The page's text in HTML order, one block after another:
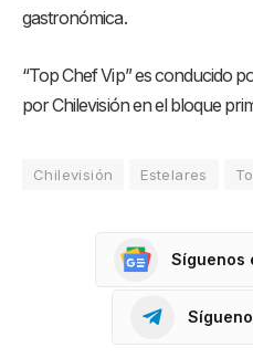
gastronómica.
“Top Chef Vip” es conducido
por Chilevisión en el bloque
Chilevisión Estelares
Síguenos